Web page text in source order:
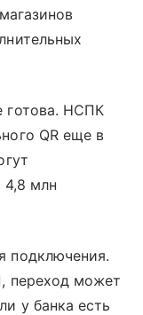
готова. НСПК
QR еще в
4,8 млн
подключения.
переход может
у банка есть